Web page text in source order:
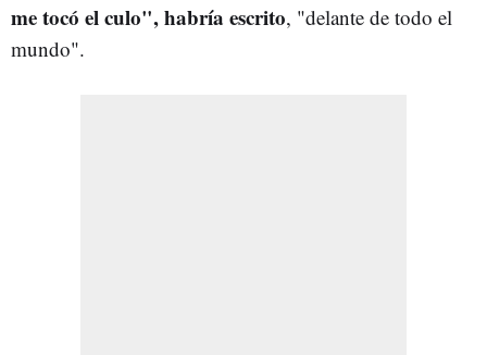
me tocó el culo", habría escrito, "delante de todo el
mundo".